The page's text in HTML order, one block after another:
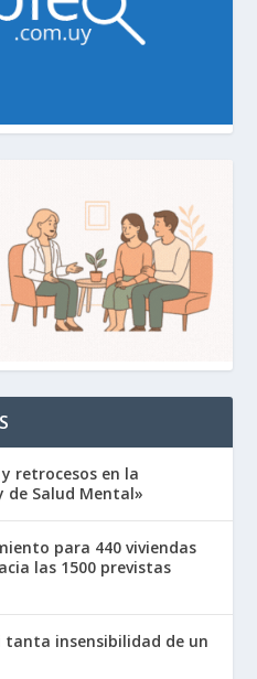
retrocesos en la
de Salud Mental»
para 440 viviendas
las 1500 previstas
tanta insensibilidad de un